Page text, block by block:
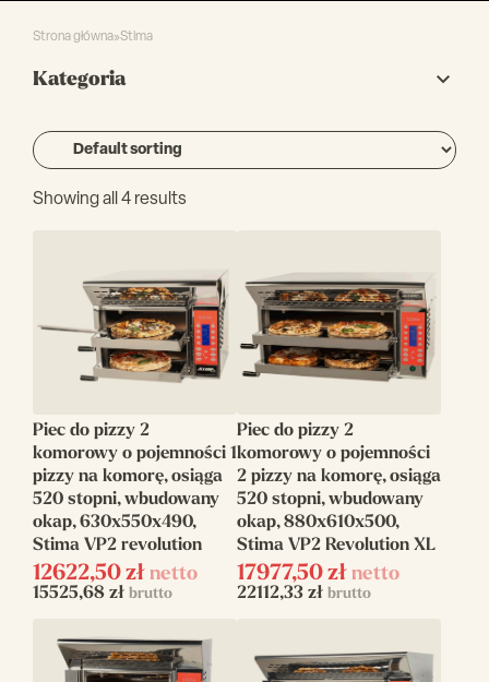
Strona główna»Stima
Kategoria
Showing all 4 results
Piec do pizzy 2
komorowy o pojemności 1
pizzy na komorę, osiąga
520 stopni, wbudowany
okap, 630x550x490,
Stima VP2 revolution
12622,50 zł netto
15525,68 zł brutto
Piec do pizzy 2
komorowy o pojemności
2 pizzy na komorę, osiąga
520 stopni, wbudowany
okap, 880x610x500,
Stima VP2 Revolution XL
17977,50 zł netto
22112,33 zł brutto